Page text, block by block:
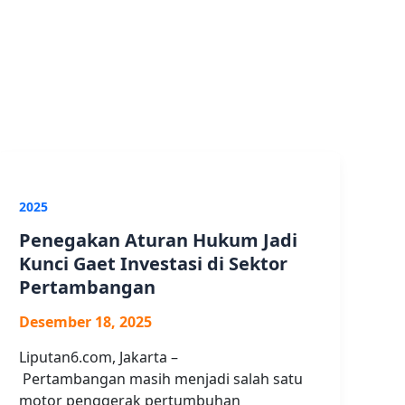
2025
Penegakan Aturan Hukum Jadi
Kunci Gaet Investasi di Sektor
Pertambangan
Desember 18, 2025
Liputan6.com, Jakarta –
Pertambangan masih menjadi salah satu
motor penggerak pertumbuhan